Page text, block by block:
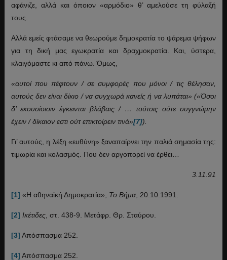
αφάνιζε, αλλά και όποιον «αρμόδιο» θ’ αμελούσε τη φύλαξή
τους.
Αλλά εμείς φτάσαμε να θεωρούμε δημοκρατία το ψάρεμα ψήφων
για τη δική μας εγωκρατία και δραχμοκρατία. Και, ύστερα,
κλαιγόμαστε κι από πάνω. Όμως,
«αυτοί που πέφτουν / σε συμφορές που μόνοι / τις θέλησαν,
αυτούς δεν είναι δίκιο / να συγχωρά κανείς ή να λυπάται» («Όσοι
δ’ εκουσίοισιν έγκεινται βλάβαις / … τούτοις ούτε συγγνώμην
έχειν / δίκαιον εστι ούτ επικτοίρειν τινά»[7]).
Γι’ αυτούς, η λέξη «ευθύνη» ξαναπαίρνει την παλιά σημασία της:
τιμωρία και κολασμός. Που δεν αργοπορεί να έρθει…
3.11.91
[1] «Η αθηναϊκή Δημοκρατία», Το Βήμα, 20.10.1991.
[2] Ικέτιδες, στ. 438-9. Μετάφρ. Θρ. Σταύρου.
[3] Απόσπασμα 252.
[4] Απόσπασμα 252.